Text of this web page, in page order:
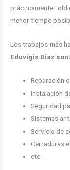
prácticamente
menor tiempo
Los trabajos más
Eduvigis Díaz son:
Reparación
Instalación
Seguridad
Sistemas
Servicio de
Cerraduras
etc